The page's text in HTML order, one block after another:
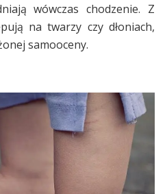
wówczas chodzenie. Z
na twarzy czy dłoniach,
samooceny.